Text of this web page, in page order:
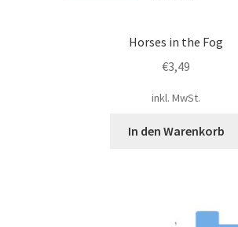
Horses in the Fog
€3,49
inkl. MwSt.
In den Warenkorb